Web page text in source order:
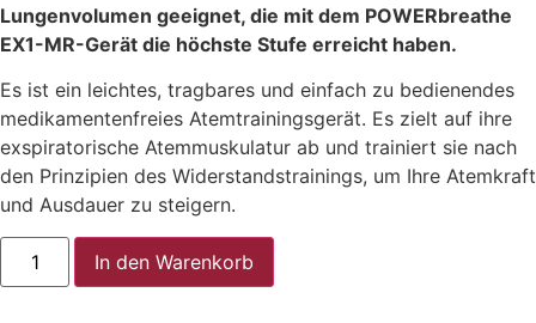
Lungenvolumen geeignet, die mit dem POWERbreathe
EX1-MR-Gerät die höchste Stufe erreicht haben.
Es ist ein leichtes, tragbares und einfach zu bedienendes
medikamentenfreies Atemtrainingsgerät. Es zielt auf ihre
exspiratorische Atemmuskulatur ab und trainiert sie nach
den Prinzipien des Widerstandstrainings, um Ihre Atemkraft
und Ausdauer zu steigern.
In den Warenkorb